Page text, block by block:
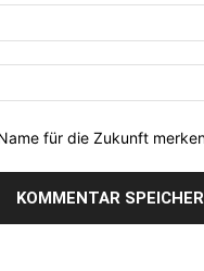
für die Zukunft